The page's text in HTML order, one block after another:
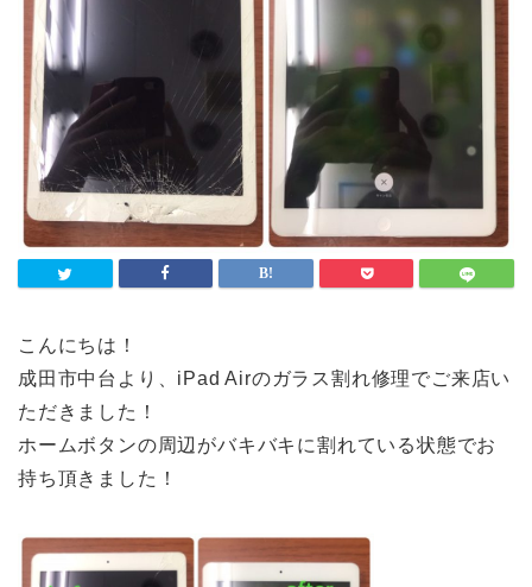
こんにちは！
成田市中台より、iPad Airのガラス割れ修理でご来店い
ただきました！
ホームボタンの周辺がバキバキに割れている状態でお
持ち頂きました！